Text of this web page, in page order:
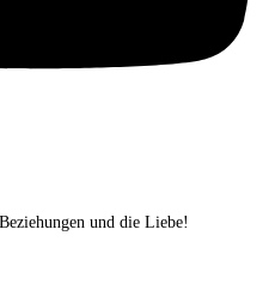
und die Liebe!